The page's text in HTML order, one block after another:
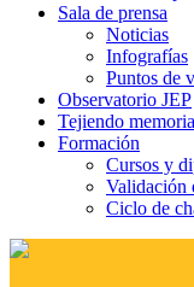
Sala de prensa
Noticias
Infografías
Puntos de
Observatorio JEP
Tejiendo memoria
Formación
Cursos y
Validación
Ciclo de